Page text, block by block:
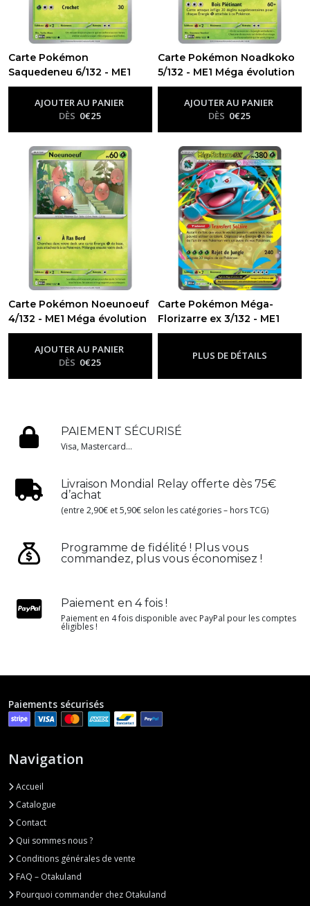
Carte Pokémon
Saquedeneu 6/132 - ME1
Méga évolution-Me01 - Méga
ÉvolutionAJOUTER AU PANIER
DÈS 0€25
Carte Pokémon Noadkoko
5/132 - ME1 Méga évolution
-Me01 - Méga Évolution
AJOUTER AU PANIER
DÈS 0€25
Carte Pokémon Noeunoeuf
4/132 - ME1 Méga évolution
-Me01 - Méga Évolution
AJOUTER AU PANIER
DÈS 0€25
Carte Pokémon Méga-
Florizarre ex 3/132 - ME1
Méga évolution-Me01 - Méga
PLUS DE DÉTAILS
PAIEMENT SÉCURISÉ
Visa, Mastercard...
Livraison Mondial Relay offerte dès 75€
d’achat
(entre 2,90€ et 5,90€ selon les catégories – hors TCG)
Programme de fidélité ! Plus vous
commandez, plus vous économisez !
Paiement en 4 fois !
Paiement en 4 fois disponible avec PayPal pour les comptes
éligibles !
Paiements sécurisés
Navigation
Accueil
Catalogue
Contact
Qui sommes nous ?
Conditions générales de vente
FAQ – Otakuland
Pourquoi commander chez Otakuland